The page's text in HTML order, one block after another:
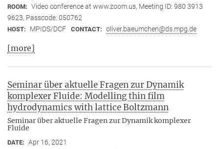
ROOM: Video conference at www.zoom.us, Meeting ID: 980 3913
9623, Passcode: 050762
HOST: MPIDS/DCF CONTACT: oliver.baeumchen@ds.mpg.de
[more]
Seminar über aktuelle Fragen zur Dynamik
komplexer Fluide: Modelling thin film
hydrodynamics with lattice Boltzmann
Seminar über aktuelle Fragen zur Dynamik komplexer
Fluide
DATE: Apr 16, 2021